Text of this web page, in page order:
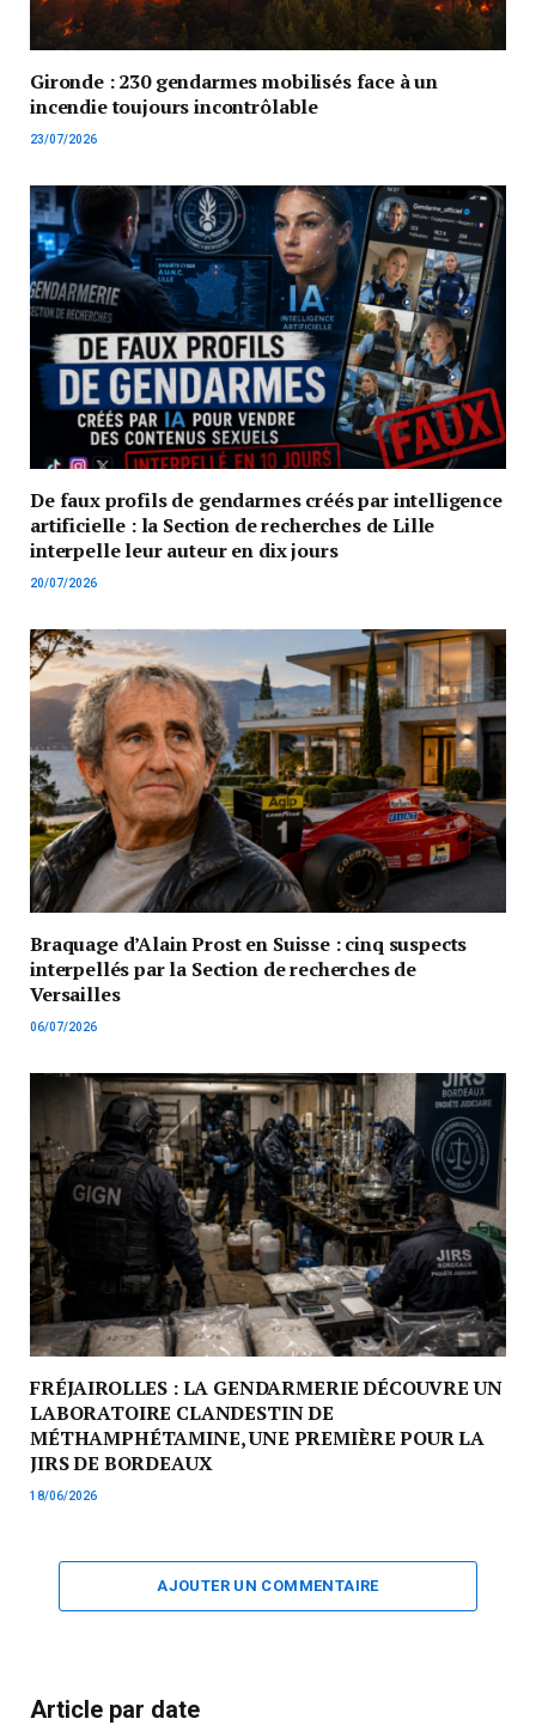
Gironde : 230 gendarmes mobilisés face à un
incendie toujours incontrôlable
23/07/2026
De faux profils de gendarmes créés par intelligence
artificielle : la Section de recherches de Lille
interpelle leur auteur en dix jours
20/07/2026
Braquage d’Alain Prost en Suisse : cinq suspects
interpellés par la Section de recherches de
Versailles
06/07/2026
FRÉJAIROLLES : LA GENDARMERIE DÉCOUVRE UN
LABORATOIRE CLANDESTIN DE
MÉTHAMPHÉTAMINE, UNE PREMIÈRE POUR LA
JIRS DE BORDEAUX
18/06/2026
AJOUTER UN COMMENTAIRE
Article par date